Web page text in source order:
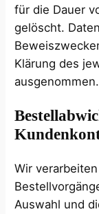
für die Dauer
gelöscht.
Klärung des
ausgenommen.
Wir
Auswahl und